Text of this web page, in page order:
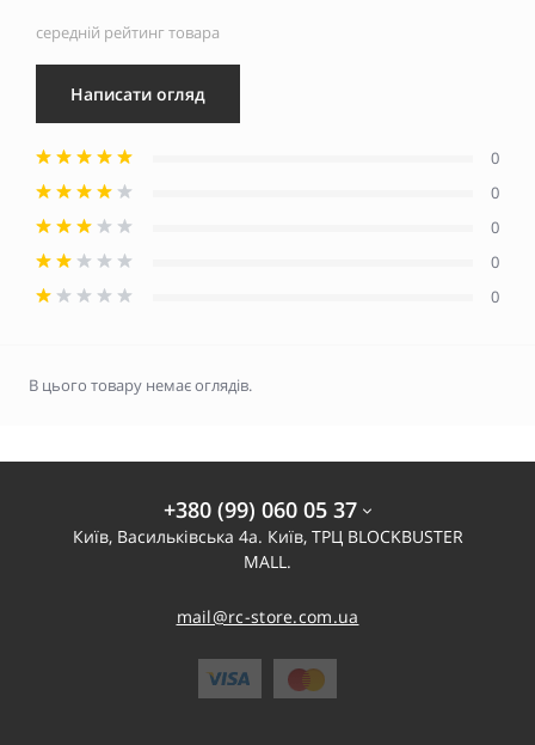
середній рейтинг товара
Написати огляд
0
0
0
0
0
В цього товару немає оглядів.
+380 (99) 060 05 37
Київ, Васильківська 4а. Київ, ТРЦ BLOCKBUSTER
MALL.
mail@rc-store.com.ua